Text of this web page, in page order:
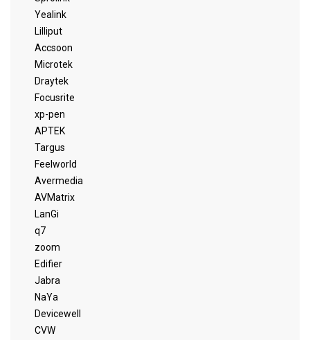
Yealink
Lilliput
Accsoon
Microtek
Draytek
Focusrite
xp-pen
APTEK
Targus
Feelworld
Avermedia
AVMatrix
LanGi
q7
zoom
Edifier
Jabra
NaYa
Devicewell
CVW